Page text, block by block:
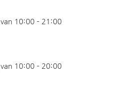
10:00 – 21:00
10:00 – 20:00